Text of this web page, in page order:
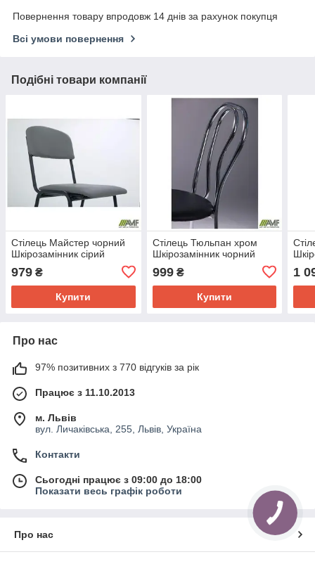
Повернення товару впродовж 14 днів за рахунок покупця
Всі умови повернення
Подібні товари компанії
Стілець Майстер чорний
Шкірозамінник сiрий
979 ₴
Купити
Стілець Тюльпан хром
Шкірозамінник чорний
999₴
Купити
1
Про нас
97% позитивних з 770 відгуків за рік
Працює з 11.10.2013
м. Львів
вул. Личаківська, 255, Львів, Україна
Контакти
Сьогодні працює з 09:00 до 18:00
Показати весь графік роботи
Про нас